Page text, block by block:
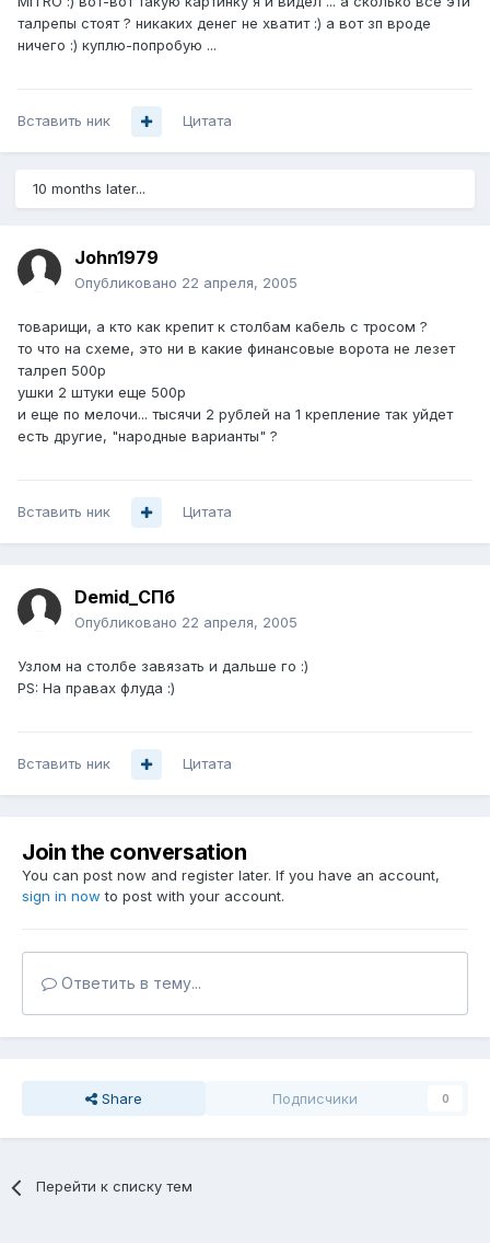
талрепы стоят ? никаких денег не хватит :) а вот зп вроде
ничего :) куплю-попробую ...
Вставить ник Цитата
10 months later...
John1979
Опубликовано 22 апреля, 2005
товарищи, а кто как крепит к столбам кабель с тросом ?
то что на схеме, это ни в какие финансовые ворота не лезет
талреп 500р
ушки 2 штуки еще 500р
и еще по мелочи... тысячи 2 рублей на 1 крепление так уйдет
есть другие, "народные варианты" ?
Вставить ник Цитата
Demid_СПб
Опубликовано 22 апреля, 2005
Узлом на столбе завязать и дальше го :)
PS: На правах флуда :)
Вставить ник Цитата
Join the conversation
You can post now and register later. If you have an account,
sign in now to post with your account.
Ответить в тему...
Share Подписчики 0
Перейти к списку тем